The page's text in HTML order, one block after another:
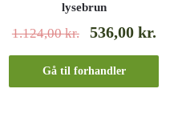
lysebrun
1.124,00kr. 536,00 kr.
Gå til forhandler